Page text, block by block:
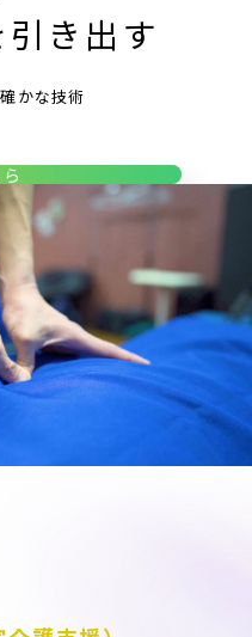
き出す
かな技術